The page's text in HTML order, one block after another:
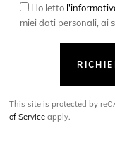
Ho letto
miei dati personali, ai
This site is protected by
of Service apply.